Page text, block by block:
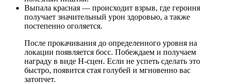
Выпала красная — происходит взрыв, где героиня
получает значительный урон здоровью, а также
постепенно оголяется.
После прокачивания до определенного уровня на
локации появляется босс. Побеждаем и получаем
награду в виде H-сцен. Если не успеть сделать это
быстро, появится стая голубей и мгновенно вас
затопчет.